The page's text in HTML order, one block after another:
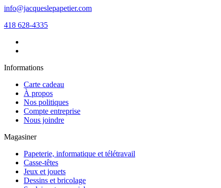
info@jacqueslepapetier.com
418 628-4335
Informations
Carte cadeau
À propos
Nos politiques
Compte entreprise
Nous joindre
Magasiner
Papeterie, informatique et télétravail
Casse-têtes
Jeux et jouets
Dessins et bricolage